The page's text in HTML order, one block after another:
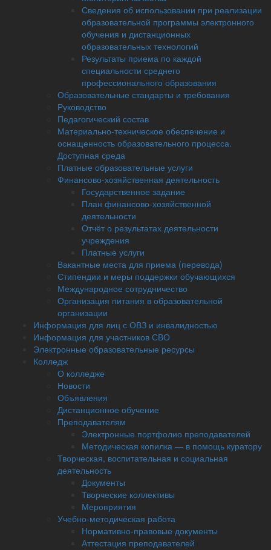
Сведения об использовании при реализации
образовательной программы электронного
обучения и дистанционных
образовательных технологий
Результаты приема по каждой
специальности среднего
профессионального образования
Образовательные стандарты и требования
Руководство
Педагогический состав
Материально-техническое обеспечение и
оснащенность образовательного процесса.
Доступная среда
Платные образовательные услуги
Финансово-хозяйственная деятельность
Государственное задание
План финансово-хозяйственной
деятельности
Отчёт о результатах деятельности
учреждения
Платные услуги
Вакантные места для приема (перевода)
Стипендии и меры поддержки обучающихся
Международное сотрудничество
Организация питания в образовательной
организации
Информация для лиц с ОВЗ и инвалидностью
Информация для участников СВО
Электронные образовательные ресурсы
Колледж
О колледже
Новости
Объявления
Дистанционное обучение
Преподавателям
Электронные портфолио преподавателей
Методическая копилка — в помощь куратору
Творческая, воспитательная и социальная
деятельность
Документы
Творческие коллективы
Мероприятия
Учебно-методическая работа
Нормативно-правовые документы
Аттестация преподавателей